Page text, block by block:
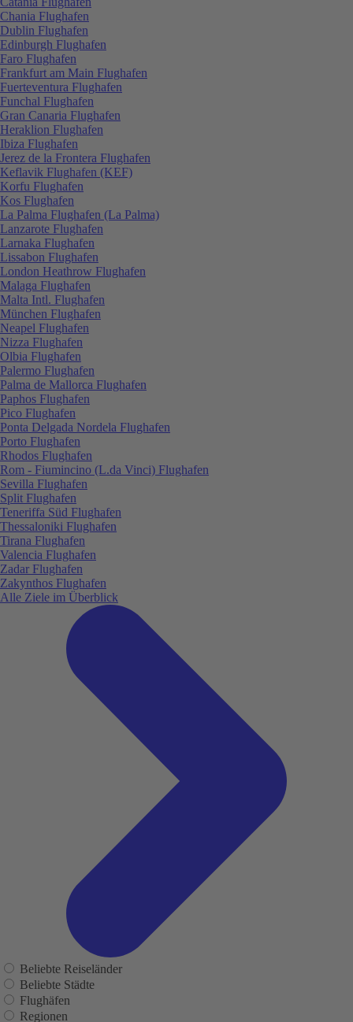
Chania Flughafen
Dublin Flughafen
Edinburgh Flughafen
Faro Flughafen
Frankfurt am Main Flughafen
Fuerteventura Flughafen
Funchal Flughafen
Gran Canaria Flughafen
Heraklion Flughafen
Ibiza Flughafen
Jerez de la Frontera Flughafen
Keflavik Flughafen (KEF)
Korfu Flughafen
Kos Flughafen
La Palma Flughafen (La Palma)
Lanzarote Flughafen
Larnaka Flughafen
Lissabon Flughafen
London Heathrow Flughafen
Malaga Flughafen
Malta Intl. Flughafen
München Flughafen
Neapel Flughafen
Nizza Flughafen
Olbia Flughafen
Palermo Flughafen
Palma de Mallorca Flughafen
Paphos Flughafen
Pico Flughafen
Ponta Delgada Nordela Flughafen
Porto Flughafen
Rhodos Flughafen
Rom - Fiumincino (L.da Vinci) Flughafen
Sevilla Flughafen
Split Flughafen
Teneriffa Süd Flughafen
Thessaloniki Flughafen
Tirana Flughafen
Valencia Flughafen
Zadar Flughafen
Zakynthos Flughafen
Alle Ziele im Überblick
Beliebte Reiseländer
Beliebte Städte
Flughäfen
Regionen